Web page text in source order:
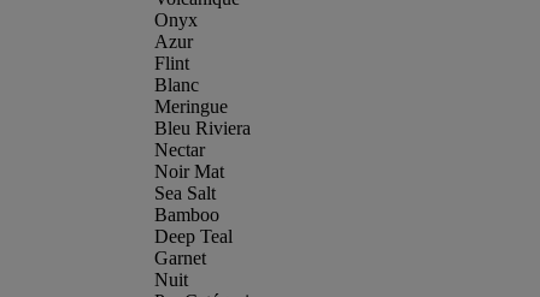
Onyx
Azur
Flint
Blanc
Meringue
Bleu Riviera
Nectar
Noir Mat
Sea Salt
Bamboo
Deep Teal
Garnet
Nuit